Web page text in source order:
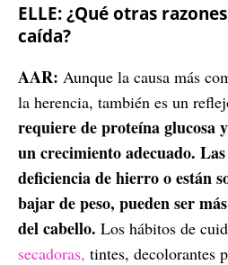
ELLE: ¿Qué otras
caída?
AAR: Aunque la causa más
la herencia, también es un
requiere de proteína glucosa
un crecimiento adecuado.
deficiencia de hierro o están
bajar de peso, pueden ser
del cabello. Los hábitos de
secadoras, tintes, decolorantes